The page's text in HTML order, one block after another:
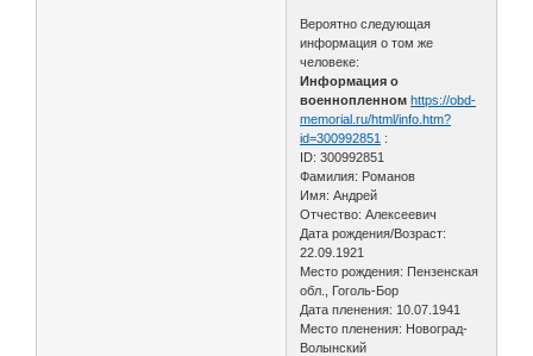
Вероятно следующая
информация о том же
человеке:
Информация о
военнопленном https://obd-
memorial.ru/html/info.htm?
id=300992851 :
ID: 300992851
Фамилия: Романов
Имя: Андрей
Отчество: Алексеевич
Дата рождения/Возраст:
22.09.1921
Место рождения: Пензенская
обл., Гоголь-Бор
Дата пленения: 10.07.1941
Место пленения: Новоград-
Волынский